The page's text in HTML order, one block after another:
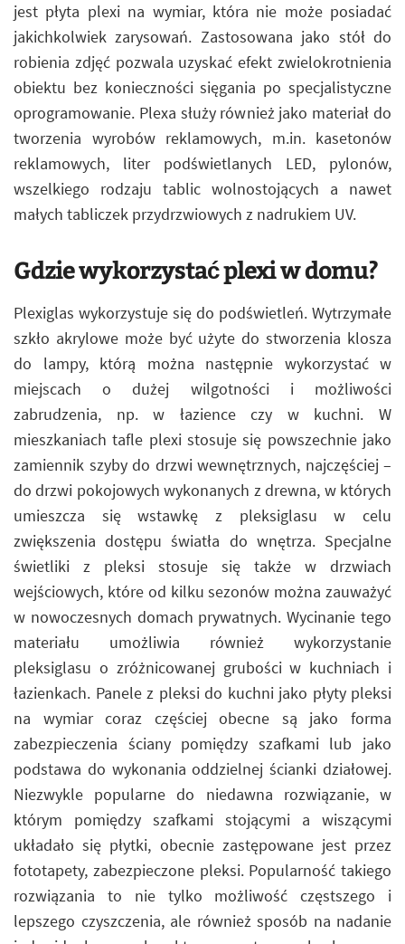
jest płyta plexi na wymiar, która nie może posiadać
jakichkolwiek zarysowań. Zastosowana jako stół do
robienia zdjęć pozwala uzyskać efekt zwielokrotnienia
obiektu bez konieczności sięgania po specjalistyczne
oprogramowanie. Plexa służy również jako materiał do
tworzenia wyrobów reklamowych, m.in. kasetonów
reklamowych, liter podświetlanych LED, pylonów,
wszelkiego rodzaju tablic wolnostojących a nawet
małych tabliczek przydrzwiowych z nadrukiem UV.
Gdzie wykorzystać plexi w domu?
Plexiglas wykorzystuje się do podświetleń. Wytrzymałe
szkło akrylowe może być użyte do stworzenia klosza
do lampy, którą można następnie wykorzystać w
miejscach o dużej wilgotności i możliwości
zabrudzenia, np. w łazience czy w kuchni. W
mieszkaniach tafle plexi stosuje się powszechnie jako
zamiennik szyby do drzwi wewnętrznych, najczęściej –
do drzwi pokojowych wykonanych z drewna, w których
umieszcza się wstawkę z pleksiglasu w celu
zwiększenia dostępu światła do wnętrza. Specjalne
świetliki z pleksi stosuje się także w drzwiach
wejściowych, które od kilku sezonów można zauważyć
w nowoczesnych domach prywatnych. Wycinanie tego
materiału umożliwia również wykorzystanie
pleksiglasu o zróżnicowanej grubości w kuchniach i
łazienkach. Panele z pleksi do kuchni jako płyty pleksi
na wymiar coraz częściej obecne są jako forma
zabezpieczenia ściany pomiędzy szafkami lub jako
podstawa do wykonania oddzielnej ścianki działowej.
Niezwykle popularne do niedawna rozwiązanie, w
którym pomiędzy szafkami stojącymi a wiszącymi
układało się płytki, obecnie zastępowane jest przez
fototapety, zabezpieczone pleksi. Popularność takiego
rozwiązania to nie tylko możliwość częstszego i
lepszego czyszczenia, ale również sposób na nadanie